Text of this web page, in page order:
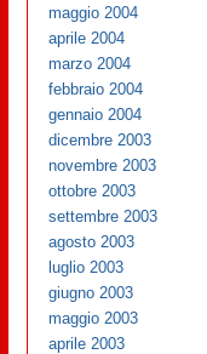
maggio 2004
aprile 2004
marzo 2004
febbraio 2004
gennaio 2004
dicembre 2003
novembre 2003
ottobre 2003
settembre 2003
agosto 2003
luglio 2003
giugno 2003
maggio 2003
aprile 2003